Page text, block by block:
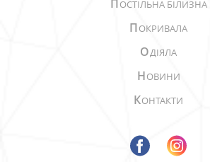
ПОСТІЛЬНА БІЛИЗНА
ПОКРИВАЛА
ОДІЯЛА
НОВИНИ
КОНТАКТИ